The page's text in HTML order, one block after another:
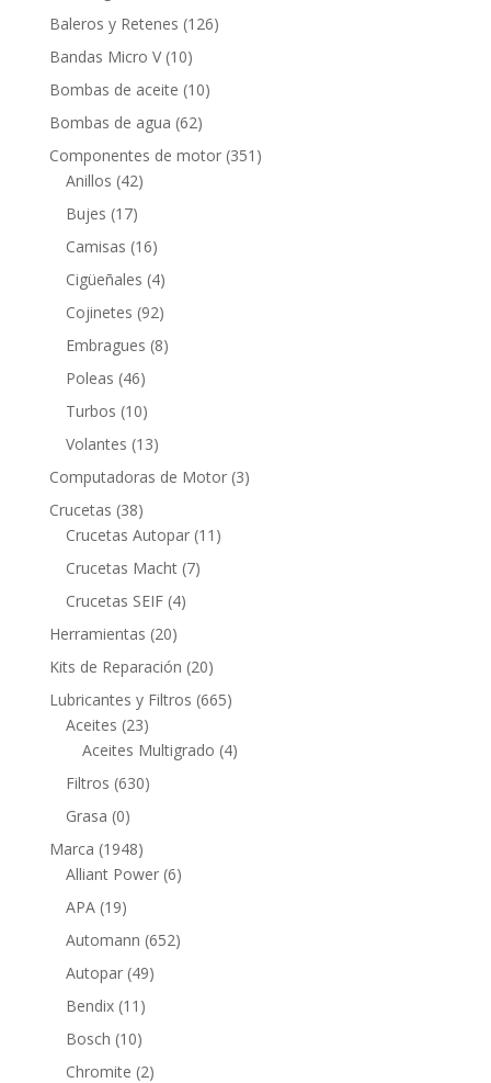
productos
Baleros y Retenes 126126
Bandas Micro V 1010
productos
Bombas de aceite 1010
Bombas de agua 6262
productos
Componentes de motor 351 351
Anillos 4242
Bujes 1717
productos
Camisas 1616
productos
Cigüeñales 44
productos
Cojinetes 9292
productos
Embragues 88
Poleas 4646
productos
Turbos 1010
productos
Volantes 1313
productos
Computadoras de Motor 33
Crucetas 3838
productos
Crucetas Autopar 11 11
Crucetas Macht 77
Crucetas SEIF 44
Herramientas 2020
productos
Kits de Reparación 2020
productos
Lubricantes y Filtros 665665
Aceites 2323
productos
Aceites Multigrado 44
Filtros 630630
Grasa 00
productos
Marca 19481948
productos
Alliant Power 66
APA 1919
productos
Automann 652652
Autopar 4949
Bendix 11 11
productos
Bosch 1010
productos
Chromite 22